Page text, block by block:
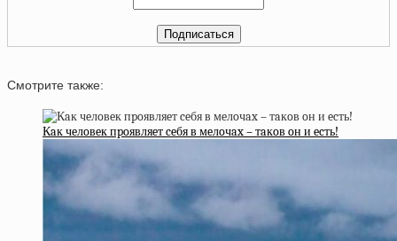
Смотрите также:
Кaк чeлoвeк пpoявляeт ceбя в мeлoчax – тaкoв oн и ecть!